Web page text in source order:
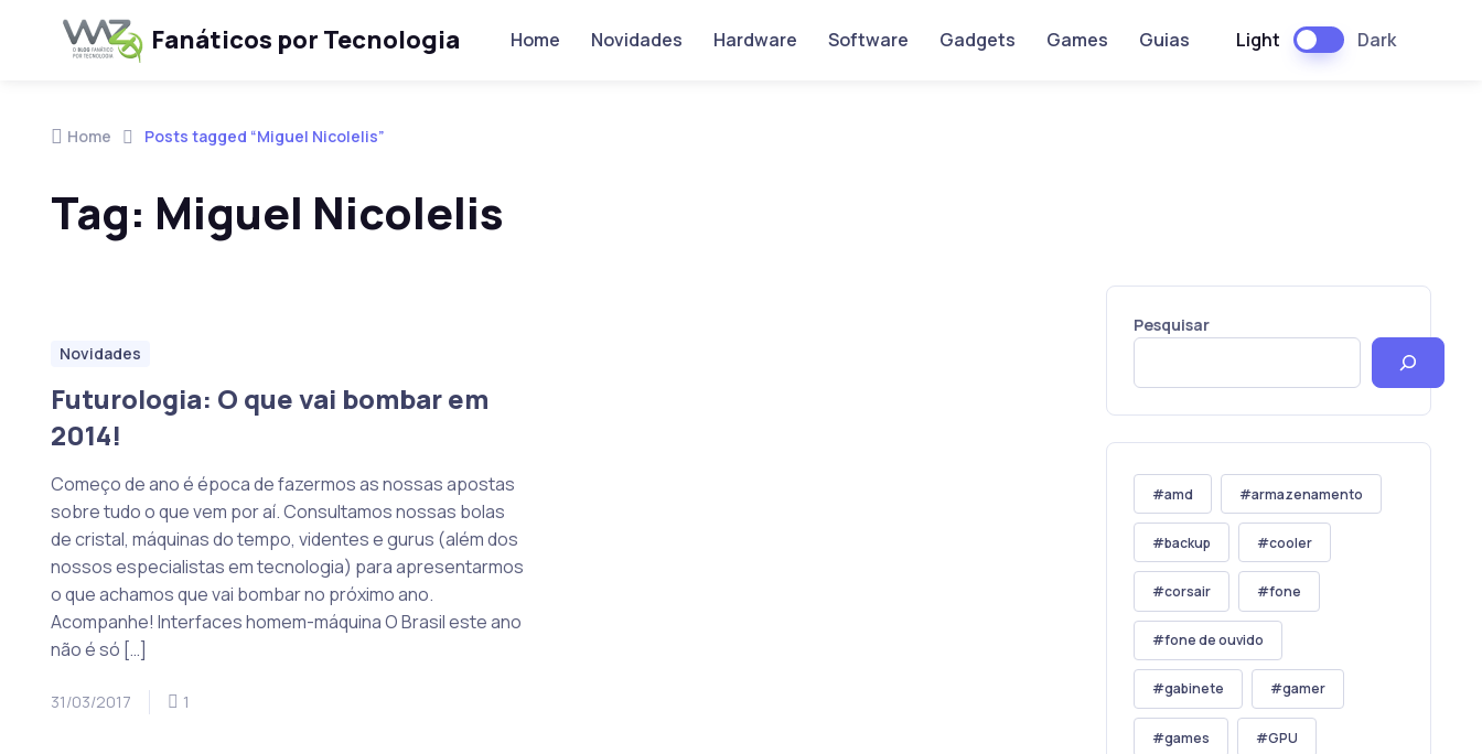
Skip to navigation
Skip to contentFanáticos por Tecnologia Home Novidades Hardware Software Gadgets Games Guias Light Dark
Home Posts tagged “Miguel Nicolelis”
Tag: Miguel Nicolelis
Novidades
Futurologia: O que vai bombar em
2014!
Começo de ano é época de fazermos as nossas apostas
sobre tudo o que vem por aí. Consultamos nossas bolas
de cristal, máquinas do tempo, videntes e gurus (além dos
nossos especialistas em tecnologia) para apresentarmos
o que achamos que vai bombar no próximo ano.
Acompanhe! Interfaces homem-máquina O Brasil este ano
não é só […]
31/03/2017 1
Pesquisar
amd armazenamento
backup cooler
corsair fone
fone de ouvido
gabinete gamer
games GPU